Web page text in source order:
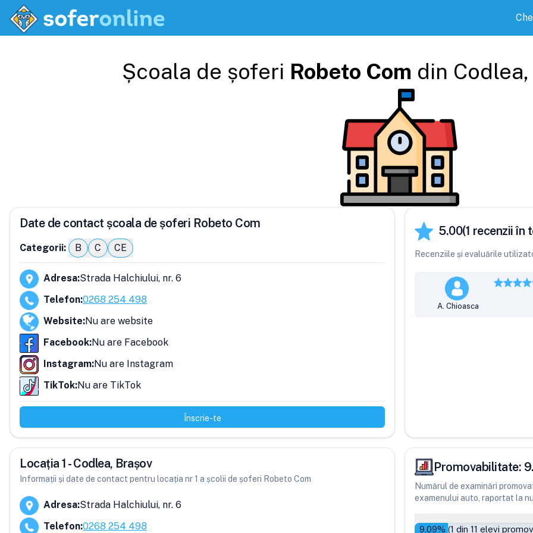
Școala de șoferi Robeto Com din Codlea
Date de contact școala de șoferi Robeto Com
Categorii: B C CE
Adresa:Strada Halchiului, nr. 6
Telefon:0268 254 498
Website:Nu are website
Facebook:Nu are Facebook
Instagram:Nu are Instagram
TikTok:Nu are TikTok
Înscrie-te
5.00(1 recenzii în
Recenziile și evaluările
A. Chioasca
Locația 1 - Codlea, Brașov
Informații și date de contact pentru locația nr 1 a școlii de șoferi Robeto Com
Adresa:Strada Halchiului, nr. 6
Telefon:0268 254 498
Promovabilitate:
Numărul de examinări
examenului auto, raportat la
9.09% (1 din 11 elevi